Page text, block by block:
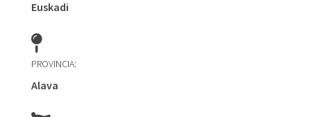
Euskadi
PROVINCIA:
Alava